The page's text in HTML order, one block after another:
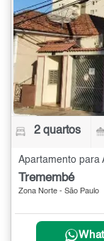
2 quartos
Apartamento para
Tremembé
Zona Norte - São Paulo